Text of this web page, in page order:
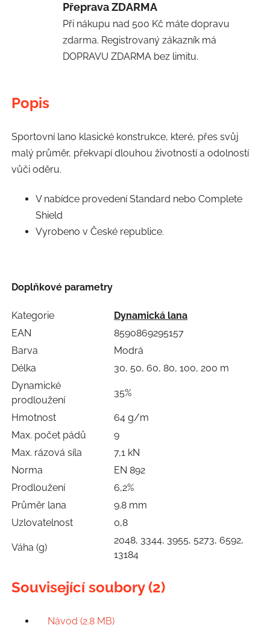
Přeprava ZDARMA
Při nákupu nad 500 Kč máte dopravu
zdarma. Registrovaný zákazník má
DOPRAVU ZDARMA bez limitu.
Popis
Sportovní lano klasické konstrukce, které, přes svůj
malý průměr, překvapí dlouhou životností a odolností
vůči oděru.
V nabídce provedení Standard nebo Complete
Shield
Vyrobeno v České republice.
Doplňkové parametry
Kategorie
Dynamická lana
EAN
8590869295157
Barva
Modrá
Délka
30, 50, 60, 80, 100, 200 m
Dynamické
prodloužení
35%
Hmotnost
64 g/m
Max. počet pádů
9
Max. rázová síla
7,1 kN
Norma
EN 892
Prodloužení
6,2%
Průměr lana
9.8 mm
Uzlovatelnost
0,8
Váha (g)
2048, 3344, 3955, 5273, 6592,
13184
Související soubory (2)
Návod (2.8 MB)